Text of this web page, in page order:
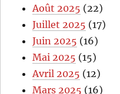
Août 2025 (22)
Juillet 2025 (17)
Juin 2025 (16)
Mai 2025 (15)
Avril 2025 (12)
Mars 2025 (16)